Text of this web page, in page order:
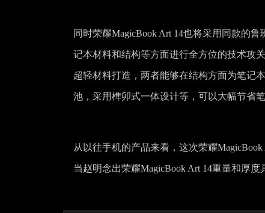
同时荣耀MagicBook Art 14也将采用同款的
记本材料和结构等方面进行全方位的技术攻
超轻材料打造，两者能够在结构方面为笔记
池，采用榫卯式一体设计等，可以大幅节省
从以往手机的产品来看，这次荣耀
当赵明念出荣耀MagicBook Art 14重量和厚